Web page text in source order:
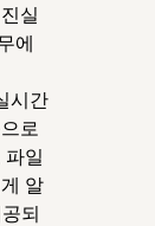
실
에
시간
로
일
알
되